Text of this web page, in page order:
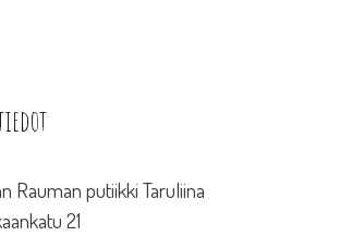
Rauman putiikki Taruliina
21